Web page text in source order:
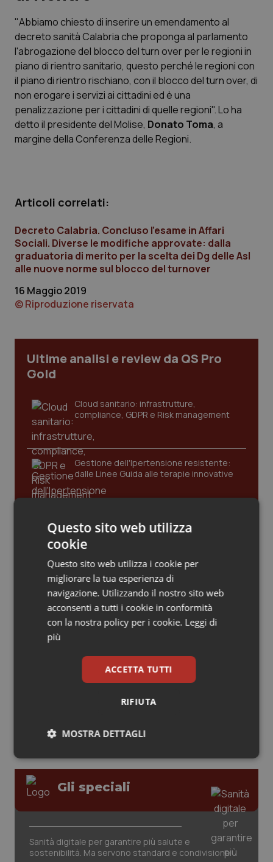
Scienza e Farmaci
Studi e Analisi
Lettere al direttore
Edizioni Regionali
Basilicata
Campania
Friuli Venezia Giulia
Lazio
Liguria
Lombardia
Molise
Piemonte
Provincia Autonoma di Bolzano
Provincia Autonoma di Trento
Sicilia
Toscana
Umbria
Veneto
Artrite & artrosi
Car-T
Dermatite Atopica
Diabete & glucometri
Disturbi dell’umore
Dolore
Epatiti
HIV
Infezioni & Febbre
Ipertensione & Scompenso
Malattie rare
Neuroscienze & patologie neurodegenerative
Obesità
Oftalmologia
Oncoematologia
QS Club Newsletter
"Abbiamo chiesto di inserire un emendamento al
decreto sanità Calabria che proponga al parlamento
l'abrogazione del blocco del turn over per le regioni in
piano di rientro sanitario, questo perché le regioni con
il piano di rientro rischiano, con il blocco del turn over, di
non erogare i servizi ai cittadini ed è una
penalizzazione per i cittadini di quelle regioni". Lo ha
detto il presidente del Molise, Donato Toma, a
margine della Conferenza delle Regioni.
Articoli correlati:
Decreto Calabria. Concluso l’esame in Affari
Sociali. Diverse le modifiche approvate: dalla
graduatoria di merito per la scelta dei Dg delle Asl
alle nuove norme sul blocco del turnover
16 Maggio 2019
© Riproduzione riservata
Ultime analisi e review da QS Pro
Gold
Cloud sanitario: infrastrutture,
compliance, GDPR e Risk management
Gestione dell'Ipertensione resistente:
dalle Linee Guida alle terapie innovative
Leadership Infermieristica 2026: nuovi
modelli di responsabilità e autonomia
Leadership Medica 2026: guidare team
clinici ad alte prestazioni
uso protetto
Gli speciali
Sanità digitale per garantire più salute e
sostenibilità. Ma servono standard e condivisione
Questo sito web utilizza
cookie
Questo sito web utilizza i cookie per
migliorare la tua esperienza di
navigazione. Utilizzando il nostro sito web
acconsenti a tutti i cookie in conformità
con la nostra policy per i cookie. Leggi di
più
ACCETTA TUTTI
RIFIUTA
MOSTRA DETTAGLI
Necessari Statistici Marketing
Necessari Statistici Marketing